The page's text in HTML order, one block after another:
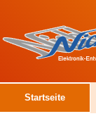
Startseite